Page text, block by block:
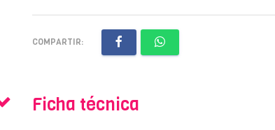
COMPARTIR:
Ficha técnica